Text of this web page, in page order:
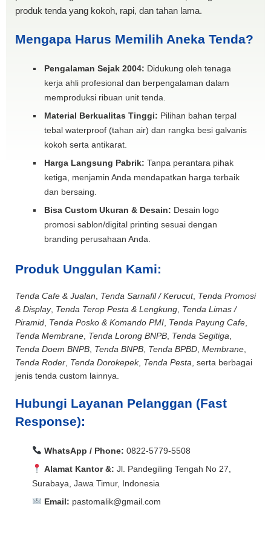
produk tenda yang kokoh, rapi, dan tahan lama.
Mengapa Harus Memilih Aneka Tenda?
Pengalaman Sejak 2004: Didukung oleh tenaga
kerja ahli profesional dan berpengalaman dalam
memproduksi ribuan unit tenda.
Material Berkualitas Tinggi: Pilihan bahan terpal
tebal waterproof (tahan air) dan rangka besi galvanis
kokoh serta antikarat.
Harga Langsung Pabrik: Tanpa perantara pihak
ketiga, menjamin Anda mendapatkan harga terbaik
dan bersaing.
Bisa Custom Ukuran & Desain: Desain logo
promosi sablon/digital printing sesuai dengan
branding perusahaan Anda.
Produk Unggulan Kami:
Tenda Cafe & Jualan Tenda Sarnafil / Kerucut, Tenda Promosi
& Display, Tenda Terop Pesta & Lengkung Tenda Limas /
Piramid Tenda Posko & Komando PMI Tenda Payung Cafe
Tenda Membrane Tenda Lorong BNPB Tenda Segitiga
Tenda Doem BNPB Tenda BNPB Tenda BPBD Membrane
Tenda Roder Tenda Dorokepek, Tenda Pesta , serta berbagai
jenis tenda custom lainnya.
Hubungi Layanan Pelanggan (Fast
Response):
WhatsApp / Phone: 0822-5779-5508
Alamat Kantor &: Jl. Pandegiling Tengah No 27,
Surabaya, Jawa Timur, Indonesia
Email: pastomalik@gmail.com